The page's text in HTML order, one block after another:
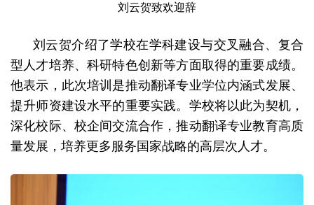
刘云贺致欢迎辞
刘云贺介绍了学校在学科建设与交叉融合、复合
型人才培养、科研特色创新等方面取得的重要成绩。
他表示，此次培训是推动翻译专业学位内涵式发展、
提升师资建设水平的重要实践。学校将以此为契机，
深化校际、校企间交流合作，推动翻译专业教育高质
量发展，培养更多服务国家战略的高层次人才。